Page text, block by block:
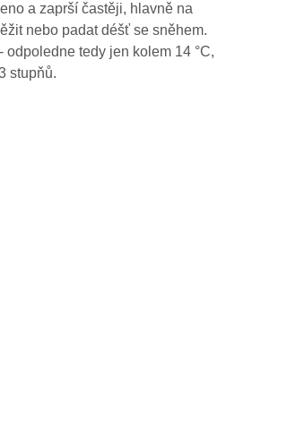
a zaprší častěji, hlavně na
nebo padat déšť se sněhem.
tedy jen kolem 14 °C,
stupňů.